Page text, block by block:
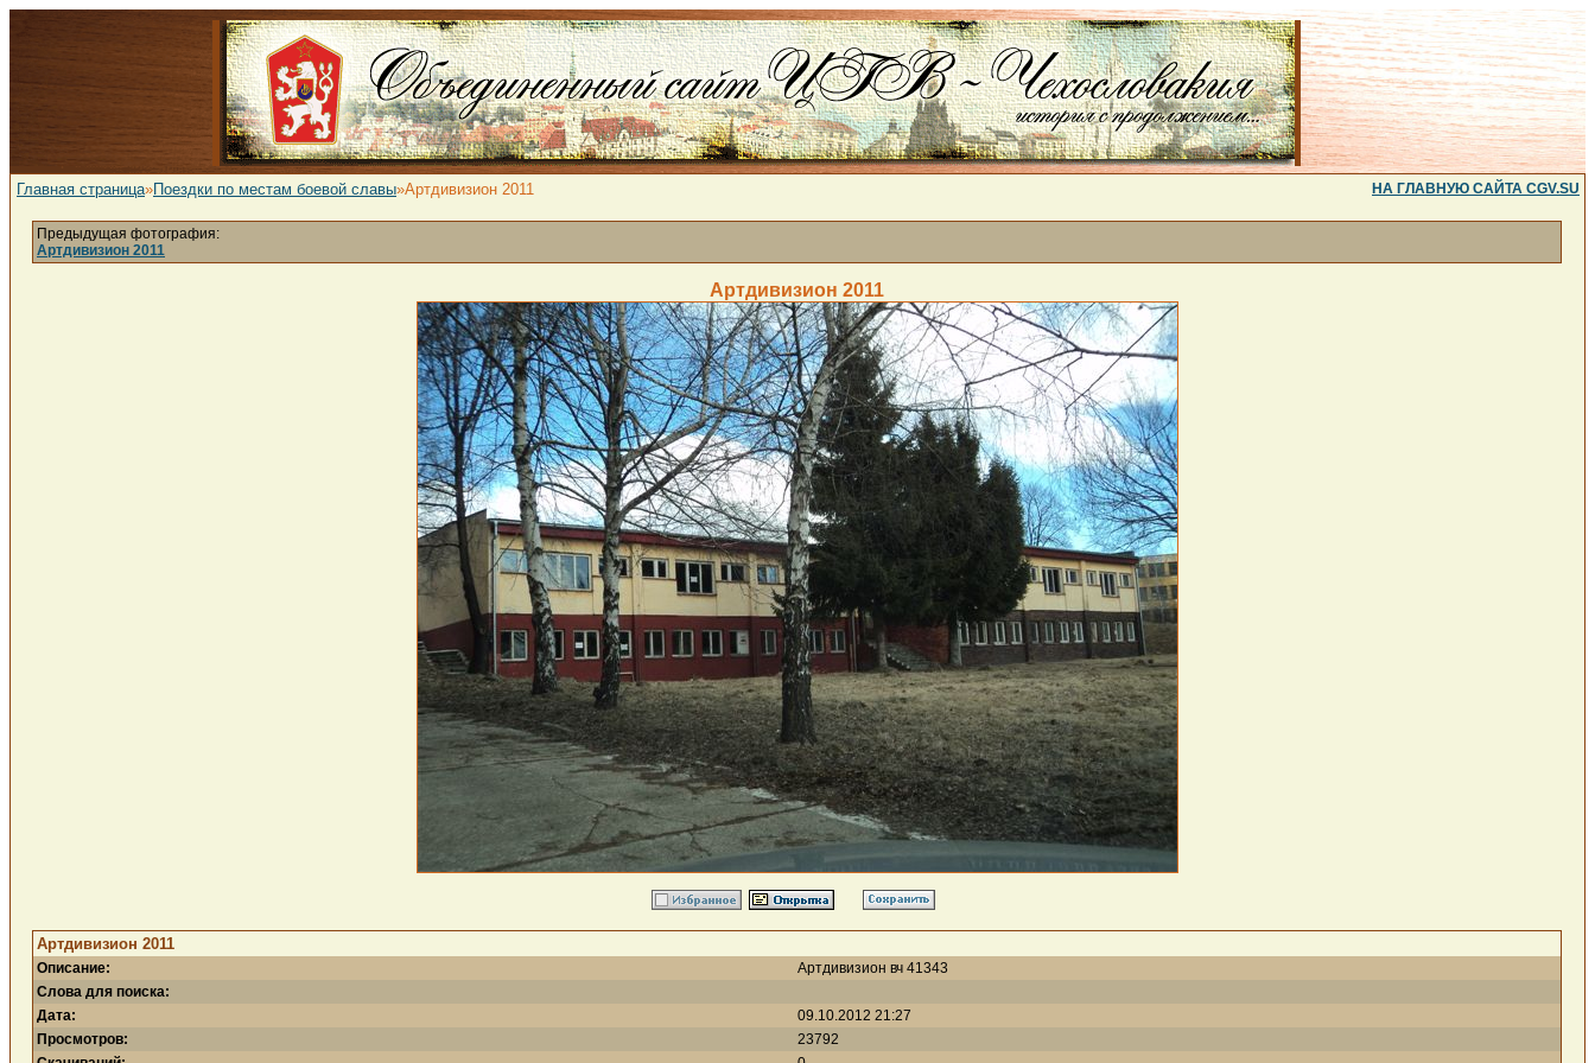
Главная страница»Поездки по местам боевой славы»Артдивизион 2011 НА ГЛАВНУЮ САЙТА CGV.SU
Предыдущая фотография:
Артдивизион 2011
Артдивизион 2011
Артдивизион 2011
Описание:
Артдивизион вч 41343
Слова для поиска:
Дата:
09.10.2012 21:27
Просмотров:
23792